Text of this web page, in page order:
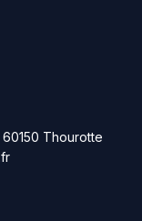
60150 Thourotte